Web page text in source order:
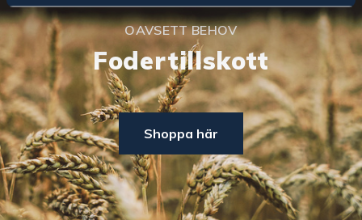
OAVSETT BEHOV
Fodertillskott
Shoppa här